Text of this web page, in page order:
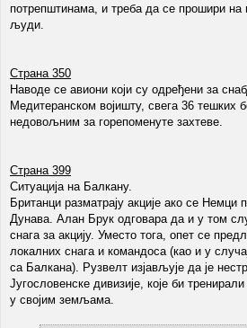
потрепштинама, и треба да се прошири
људи.
Страна 350
Наводе се авиони који су одређени за
Медитеранском војишту, свега 36 тешких
недовољним за горепоменуте захтеве.
Страна 399
Ситуација на Балкану.
Британци разматрају акције ако се Немци
Дунава. Алан Брук одговара да и у том
снага за акцију. Уместо тога, опет се
локалних снага и командоса (као и у
са Балкана). Рузвелт изјављује да је
Југословенске дивизије, које би
у својим земљама.